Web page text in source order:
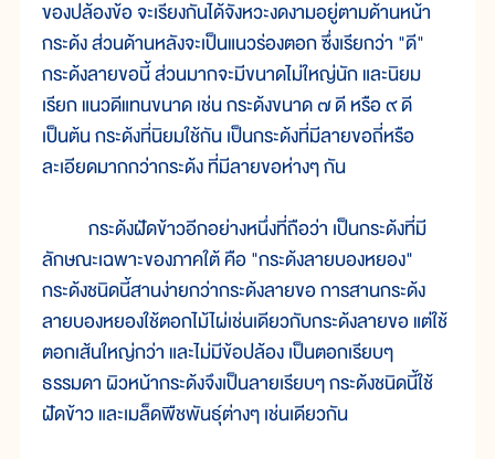
ของปล้องข้อ จะเรียงกันได้จังหวะงดงามอยู่ตามด้านหน้า
กระด้ง ส่วนด้านหลังจะเป็นแนวร่องตอก ซึ่งเรียกว่า "ดี"
กระด้งลายขอนี้ ส่วนมากจะมีขนาดไม่ใหญ่นัก และนิยม
เรียก แนวดีแทนขนาด เช่น กระด้งขนาด ๗ ดี หรือ ๙ ดี
เป็นต้น กระด้งที่นิยมใช้กัน เป็นกระด้งที่มีลายขอถี่หรือ
ละเอียดมากกว่ากระด้ง ที่มีลายขอห่างๆ กัน
กระด้งฝัดข้าวอีกอย่างหนึ่งที่ถือว่า เป็นกระด้งที่มี
ลักษณะเฉพาะของภาคใต้ คือ "กระด้งลายบองหยอง"
กระด้งชนิดนี้สานง่ายกว่ากระด้งลายขอ การสานกระด้ง
ลายบองหยองใช้ตอกไม้ไผ่เช่นเดียวกับกระด้งลายขอ แต่ใช้
ตอกเส้นใหญ่กว่า และไม่มีข้อปล้อง เป็นตอกเรียบๆ
ธรรมดา ผิวหน้ากระด้งจึงเป็นลายเรียบๆ กระด้งชนิดนี้ใช้
ฝัดข้าว และเมล็ดพืชพันธุ์ต่างๆ เช่นเดียวกัน